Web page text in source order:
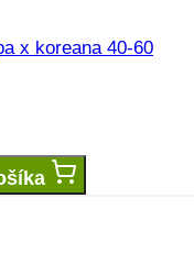
x koreana 40-60